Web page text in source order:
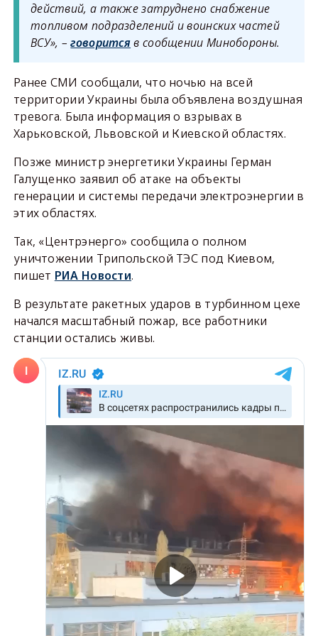
действий, а также затруднено снабжение
топливом подразделений и воинских частей
ВСУ», –говоритсяв сообщении Минобороны.
Ранее СМИ сообщали, что ночью на всей
территории Украины была объявлена воздушная
тревога. Была информация о взрывах в
Харьковской, Львовской и Киевской областях.
Позже министр энергетики Украины Герман
Галущенко заявил об атаке на объекты
генерации и системы передачи электроэнергии в
этих областях.
Так, «Центрэнерго» сообщила о полном
уничтожении Трипольской ТЭС под Киевом,
пишет РИА Новости.
В результате ракетных ударов в турбинном цехе
начался масштабный пожар, все работники
станции остались живы.